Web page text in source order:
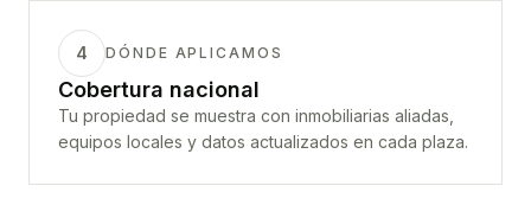
4 DÓNDE APLICAMOS
Cobertura nacional
Tu propiedad se muestra con inmobiliarias aliadas,
equipos locales y datos actualizados en cada plaza.